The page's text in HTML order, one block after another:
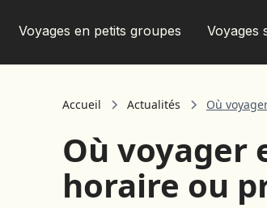
Voyages en petits groupes Voyages
Accueil Actualités Où
Où voyager
horaire ou